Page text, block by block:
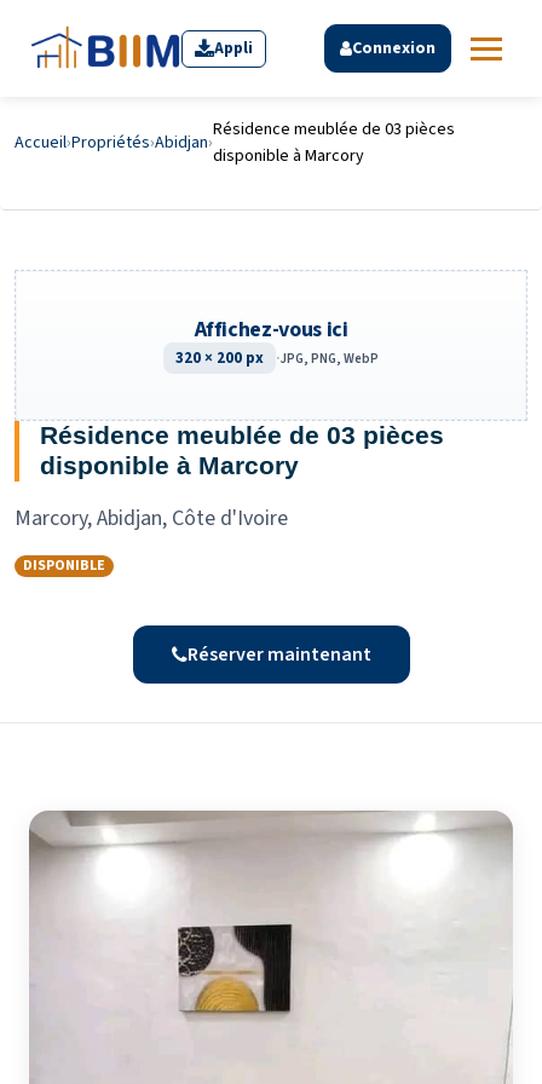
Appli Connexion
Accueil›Propriétés›Abidjan›
Résidence meublée de 03 pièces
disponible à Marcory
Résidence meublée de 03 pièces
disponible à Marcory
Marcory, Abidjan, Côte d'Ivoire
DISPONIBLE
Réserver maintenant
Affichez-vous ici
320 × 200 px ·JPG, PNG, WebP